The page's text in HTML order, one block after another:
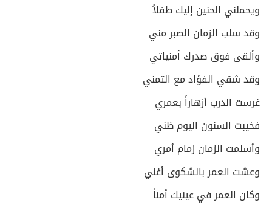
ويحملني الحنين إليك طفلاً
وقد سلب الزمان الصبر مني
وألقى فوق صدرك أمنياتي
وقد شقي الفؤاد مع التمني
غرست الدرب أزهاراً بعمري
فخيبت السنون اليوم ظني
وأسلمت الزمان زمام أمري
وعشت العمر بالشكوى أغني
وكان العمر في عينيك أمناً